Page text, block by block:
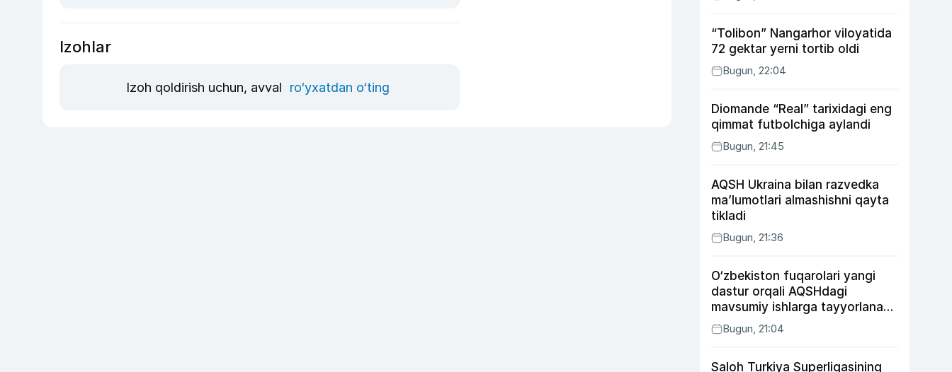
Izohlar
Izoh qoldirish uchun, avval ro‘yxatdan o‘ting
“Tolibon” Nangarhor viloyatida
72 gektar yerni tortib oldi
Bugun, 22:04
Diomande “Real” tarixidagi eng
qimmat futbolchiga aylandi
Bugun, 21:45
AQSH Ukraina bilan razvedka
ma’lumotlari almashishni qayta
tikladi
Bugun, 21:36
O‘zbekiston fuqarolari yangi
dastur orqali AQSHdagi
mavsumiy ishlarga tayyorlanadi
va joylashtiriladi
Bugun, 21:04
Saloh Turkiya Superligasining